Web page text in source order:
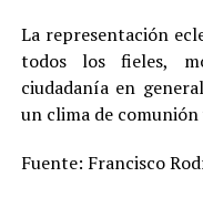
La representación
todos los fieles,
ciudadanía en
un clima de
Fuente: Francisco